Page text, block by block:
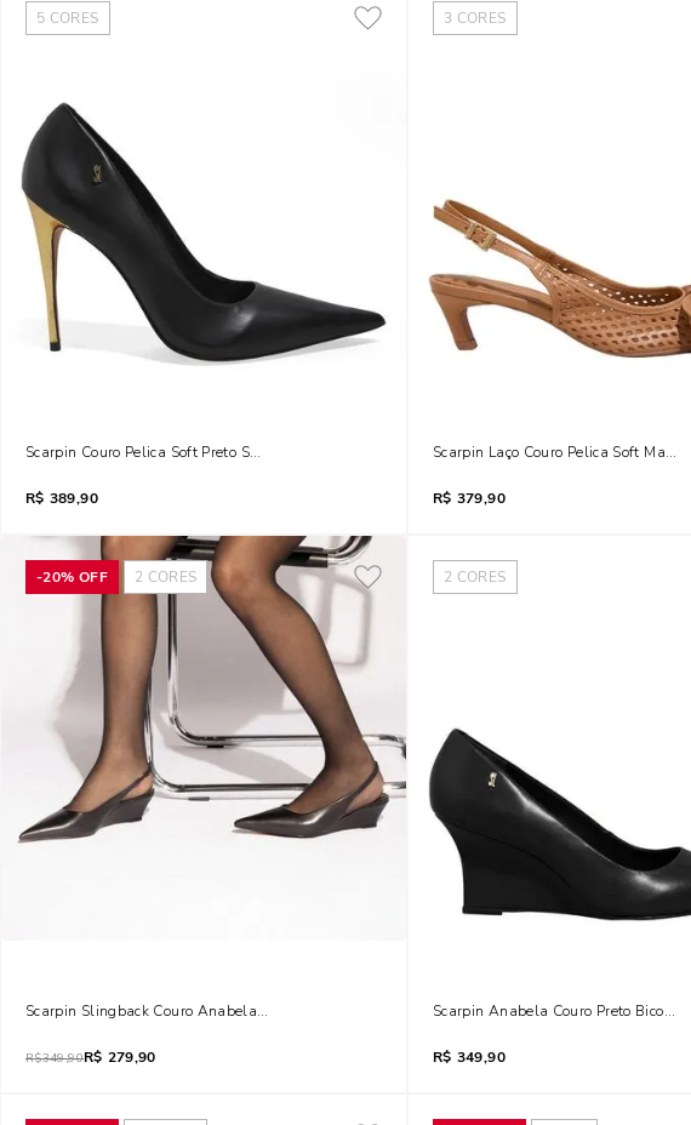
5 CORES
Scarpin Couro Pelica Soft Preto Salto Alto Dourado
R$ 389,90
3 CORES
Scarpin Laço Couro Pelica Soft
R$ 379,90
-20% OFF 2 CORES
Scarpin Slingback Couro Anabela Preto
R$349,90R$ 279,90
2 CORES
Scarpin Anabela Couro Preto Bico Fino
R$ 349,90